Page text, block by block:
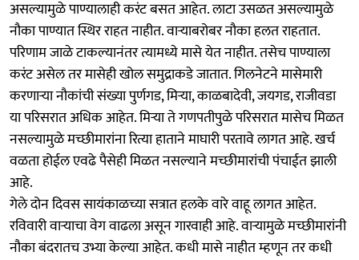
असल्यामुळे पाण्यालाही करंट बसत आहेत. लाटा उसळत असल्यामुळे
नौका पाण्यात स्थिर राहत नाहीत. वाऱ्याबरोबर नौका हलत राहतात.
परिणाम जाळे टाकल्यानंतर त्यामध्ये मासे येत नाहीत. तसेच पाण्याला
करंट असेल तर मासेही खोल समुद्राकडे जातात. गिलनेटने मासेमारी
करणाऱ्या नौकांची संख्या पुर्णगड, मिऱ्या, काळबादेवी, जयगड, राजीवडा
या परिसरात अधिक आहेत. मिऱ्या ते गणपतीपुळे परिसरात मासेच मिळत
नसल्यामुळे मच्छीमारांना रित्या हाताने माघारी परतावे लागत आहे. खर्च
वळता होईल एवढे पैसेही मिळत नसल्याने मच्छीमारांची पंचाईत झाली
आहे.
गेले दोन दिवस सायंकाळच्या सत्रात हलके वारे वाहू लागत आहेत.
रविवारी वाऱ्याचा वेग वाढला असून गारवाही आहे. वाऱ्यामुळे मच्छीमारांनी
नौका बंदरातच उभ्या केल्या आहेत. कधी मासे नाहीत म्हणून तर कधी